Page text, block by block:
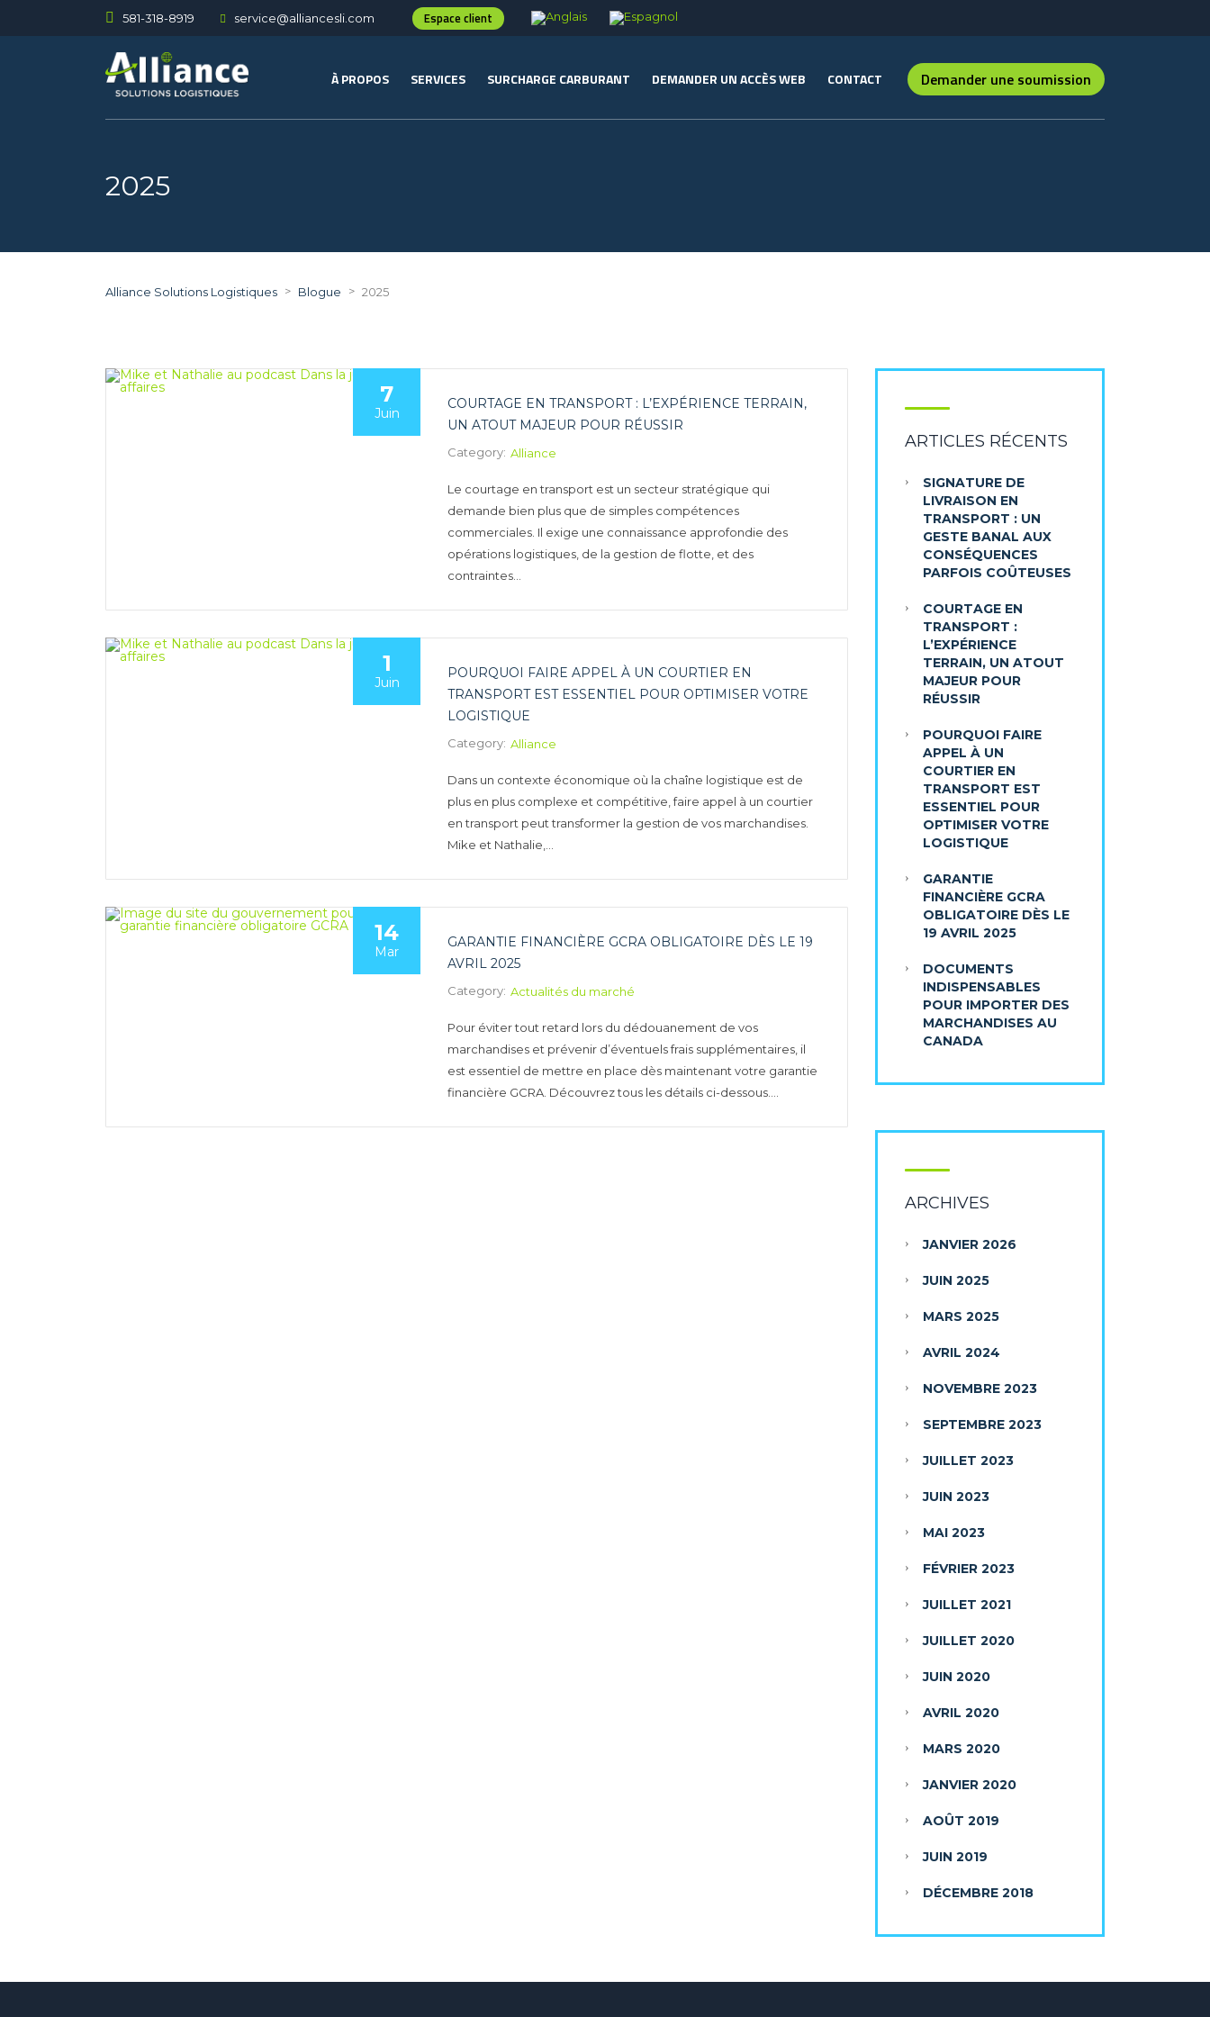
581-318-8919 service@alliancesli.com Espace client
À PROPOS SERVICES SURCHARGE CARBURANT DEMANDER UN ACCÈS WEB CONTACT Demander une soumission
2025
Alliance Solutions Logistiques > Blogue > 2025
7
Juin
COURTAGE EN TRANSPORT : L’EXPÉRIENCE TERRAIN,
UN ATOUT MAJEUR POUR RÉUSSIR
Category: Alliance
Le courtage en transport est un secteur stratégique qui
demande bien plus que de simples compétences
commerciales. Il exige une connaissance approfondie des
opérations logistiques, de la gestion de flotte, et des
contraintes…
1
Juin
POURQUOI FAIRE APPEL À UN COURTIER EN
TRANSPORT EST ESSENTIEL POUR OPTIMISER VOTRE
LOGISTIQUE
Category: Alliance
Dans un contexte économique où la chaîne logistique est de
plus en plus complexe et compétitive, faire appel à un courtier
en transport peut transformer la gestion de vos marchandises.
Mike et Nathalie,…
14
Mar
GARANTIE FINANCIÈRE GCRA OBLIGATOIRE DÈS LE 19
AVRIL 2025
Category: Actualités du marché
Pour éviter tout retard lors du dédouanement de vos
marchandises et prévenir d’éventuels frais supplémentaires, il
est essentiel de mettre en place dès maintenant votre garantie
financière GCRA. Découvrez tous les détails ci-dessous….
ARTICLES RÉCENTS
SIGNATURE DE
LIVRAISON EN
TRANSPORT : UN
GESTE BANAL AUX
CONSÉQUENCES
PARFOIS COÛTEUSES
COURTAGE EN
TRANSPORT :
L’EXPÉRIENCE
TERRAIN, UN ATOUT
MAJEUR POUR
RÉUSSIR
POURQUOI FAIRE
APPEL À UN
COURTIER EN
TRANSPORT EST
ESSENTIEL POUR
OPTIMISER VOTRE
LOGISTIQUE
GARANTIE
FINANCIÈRE GCRA
OBLIGATOIRE DÈS LE
19 AVRIL 2025
DOCUMENTS
INDISPENSABLES
POUR IMPORTER DES
MARCHANDISES AU
CANADA
ARCHIVES
JANVIER 2026
JUIN 2025
MARS 2025
AVRIL 2024
NOVEMBRE 2023
SEPTEMBRE 2023
JUILLET 2023
JUIN 2023
MAI 2023
FÉVRIER 2023
JUILLET 2021
JUILLET 2020
JUIN 2020
AVRIL 2020
MARS 2020
JANVIER 2020
AOÛT 2019
JUIN 2019
DÉCEMBRE 2018